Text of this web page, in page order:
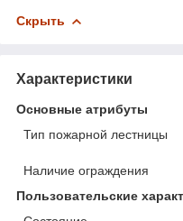
Скрыть
Характеристики
Основные атрибуты
Тип пожарной лестницы
Наличие ограждения
Пользовательские